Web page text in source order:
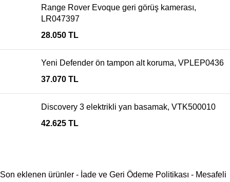
Range Rover Evoque geri görüş kamerası,
LR047397
28.050 TL
Yeni Defender ön tampon alt koruma, VPLEP0436
37.070 TL
Discovery 3 elektrikli yan basamak, VTK500010
42.625 TL
Son eklenen ürünler - İade ve Geri Ödeme Politikası - Mesafeli